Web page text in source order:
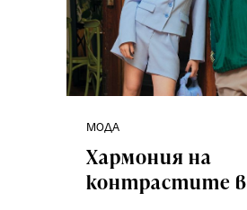
МОДА
Хармония на
контрастите в